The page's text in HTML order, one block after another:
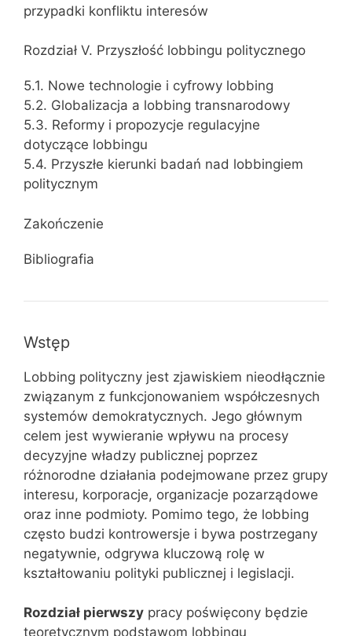
przypadki konfliktu interesów
Rozdział V. Przyszłość lobbingu politycznego
5.1. Nowe technologie i cyfrowy lobbing
5.2. Globalizacja a lobbing transnarodowy
5.3. Reformy i propozycje regulacyjne
dotyczące lobbingu
5.4. Przyszłe kierunki badań nad lobbingiem
politycznym
Zakończenie
Bibliografia
Wstęp
Lobbing polityczny jest zjawiskiem nieodłącznie
związanym z funkcjonowaniem współczesnych
systemów demokratycznych. Jego głównym
celem jest wywieranie wpływu na procesy
decyzyjne władzy publicznej poprzez
różnorodne działania podejmowane przez grupy
interesu, korporacje, organizacje pozarządowe
oraz inne podmioty. Pomimo tego, że lobbing
często budzi kontrowersje i bywa postrzegany
negatywnie, odgrywa kluczową rolę w
kształtowaniu polityki publicznej i legislacji.
Rozdział pierwszy pracy poświęcony będzie
teoretycznym podstawom lobbingu